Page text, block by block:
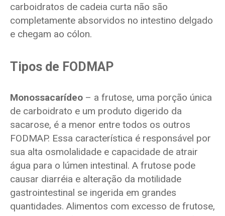
carboidratos de cadeia curta não são
completamente absorvidos no intestino delgado
e chegam ao cólon.
Tipos de FODMAP
Monossacarídeo – a frutose, uma porção única
de carboidrato e um produto digerido da
sacarose, é a menor entre todos os outros
FODMAP. Essa característica é responsável por
sua alta osmolalidade e capacidade de atrair
água para o lúmen intestinal. A frutose pode
causar diarréia e alteração da motilidade
gastrointestinal se ingerida em grandes
quantidades. Alimentos com excesso de frutose,